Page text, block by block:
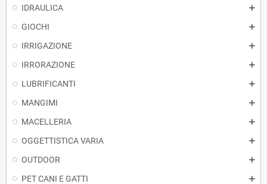
IDRAULICA
GIOCHI
IRRIGAZIONE
IRRORAZIONE
LUBRIFICANTI
MANGIMI
MACELLERIA
OGGETTISTICA VARIA
OUTDOOR
PET CANI E GATTI